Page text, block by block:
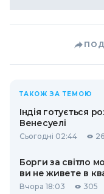
ТАКОЖ ЗА ТЕМОЮ
Індія готується
Венесуелі
Сьогодні 02:44 26
Борги за світло
ви не живете в
Вчора 18:03 305